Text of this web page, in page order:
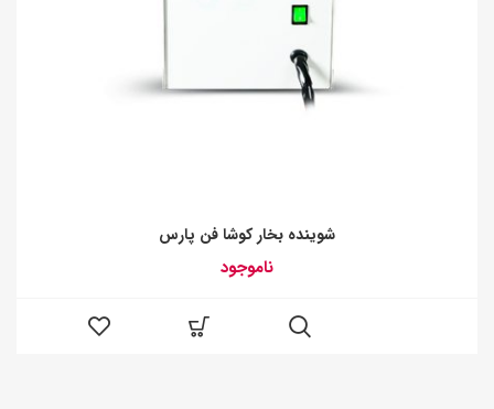
شوینده بخار کوشا فن پارس
ناموجود